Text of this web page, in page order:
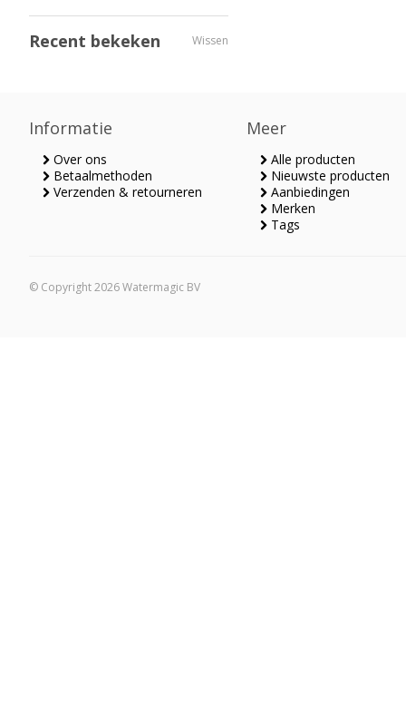
Recent bekeken Wissen
Informatie
Over ons
Betaalmethoden
Verzenden & retourneren
Meer
Alle producten
Nieuwste producten
Aanbiedingen
Merken
Tags
© Copyright 2026 Watermagic BV